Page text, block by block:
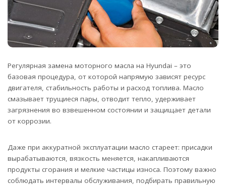
Регулярная замена моторного масла на Hyundai – это
базовая процедура, от которой напрямую зависят ресурс
двигателя, стабильность работы и расход топлива. Масло
смазывает трущиеся пары, отводит тепло, удерживает
загрязнения во взвешенном состоянии и защищает детали
от коррозии.
Даже при аккуратной эксплуатации масло стареет: присадки
вырабатываются, вязкость меняется, накапливаются
продукты сгорания и мелкие частицы износа. Поэтому важно
соблюдать интервалы обслуживания, подбирать правильную